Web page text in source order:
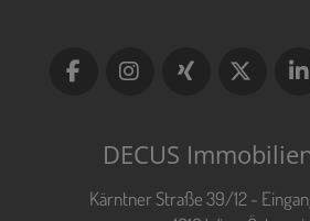
DECUS
Kärntner Straße 39/12 -